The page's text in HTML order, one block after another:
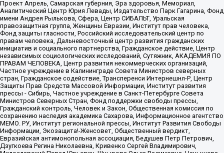
Проект Апрель, Самарская губерния, Эра здоровья, Мемориал,
Аналитический Центр Юрия Левады, Издательство Парк Гагарина, Фонд
имени Андрея Рылькова, Сфера, Центр СИБАЛЬТ, Уральская
правозащитная группа, Женщины Евразии, Институт прав человека,
Фонд защиты гласности, Российский исследовательский центр по
правам человека, Дальневосточный центр развития гражданских
инициатив и социального партнерства, Гражданское действие, Центр
независимых социологических исследований, Сутяжник, АКАДЕМИЯ ПО
ПРАВАМ ЧЕЛОВЕКА, Центр развития некоммерческих организаций,
Частное учреждение в Калининграде Совета Министров северных
стран, Гражданское содействие, Трансперенси Интернешнл-Р, Центр
Защиты Прав Средств Массовой Информации, Институт развития
прессы - Сибирь, Частное учреждение в Санкт-Петербурге Совета
Министров Северных Стран, Фонд поддержки свободы прессы,
Гражданский контроль, Человек и Закон, Общественная комиссия по
сохранению наследия академика Сахарова, Информационное агентство
МЕМО. РУ, Институт региональной прессы, Институт Развития Свободы
Информации, Экозащита!-Женсовет, Общественный вердикт,
Евразийская антимонопольная ассоциация, Бедушев Петр Петрович,
Дзугкоева Регина Николаевна, Кривенко Сергей Владимирович,